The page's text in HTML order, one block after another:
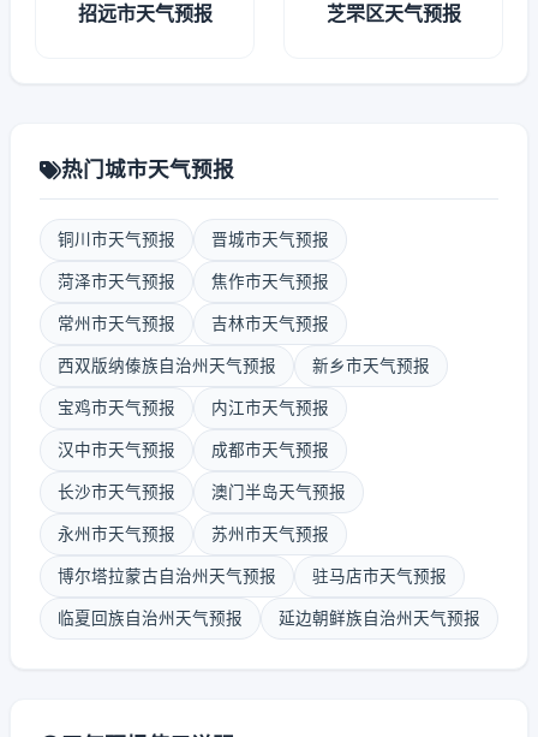
招远市天气预报 芝罘区天气预报
热门城市天气预报
铜川市天气预报 晋城市天气预报
菏泽市天气预报 焦作市天气预报
常州市天气预报 吉林市天气预报
西双版纳傣族自治州天气预报 新乡市天气预报
宝鸡市天气预报 内江市天气预报
汉中市天气预报 成都市天气预报
长沙市天气预报 澳门半岛天气预报
永州市天气预报 苏州市天气预报
博尔塔拉蒙古自治州天气预报 驻马店市天气预报
临夏回族自治州天气预报 延边朝鲜族自治州天气预报